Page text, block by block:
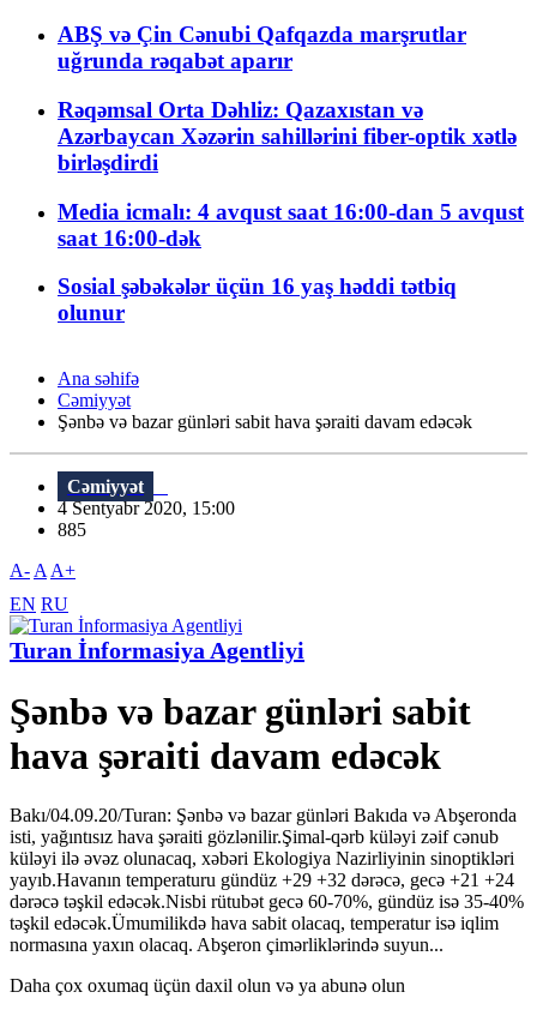
ABŞ və Çin Cənubi Qafqazda marşrutlar
uğrunda rəqabət aparır
Rəqəmsal Orta Dəhliz: Qazaxıstan və
Azərbaycan Xəzərin sahillərini fiber-optik xətlə
birləşdirdi
Media icmalı: 4 avqust saat 16:00-dan 5 avqust
saat 16:00-dək
Sosial şəbəkələr üçün 16 yaş həddi tətbiq
olunur
Ana səhifə
Cəmiyyət
Şənbə və bazar günləri sabit hava şəraiti davam edəcək
Cəmiyyət
4 Sentyabr 2020, 15:00
885
A- A A+
EN RU
Turan İnformasiya Agentliyi
Şənbə və bazar günləri sabit
hava şəraiti davam edəcək
Bakı/04.09.20/Turan: Şənbə və bazar günləri Bakıda və Abşeronda
isti, yağıntısız hava şəraiti gözlənilir.Şimal-qərb küləyi zəif cənub
küləyi ilə əvəz olunacaq, xəbəri Ekologiya Nazirliyinin sinoptikləri
yayıb.Havanın temperaturu gündüz +29 +32 dərəcə, gecə +21 +24
dərəcə təşkil edəcək.Nisbi rütubət gecə 60-70%, gündüz isə 35-40%
təşkil edəcək.Ümumilikdə hava sabit olacaq, temperatur isə iqlim
normasına yaxın olacaq. Abşeron çimərliklərində suyun...
Daha çox oxumaq üçün daxil olun və ya abunə olun